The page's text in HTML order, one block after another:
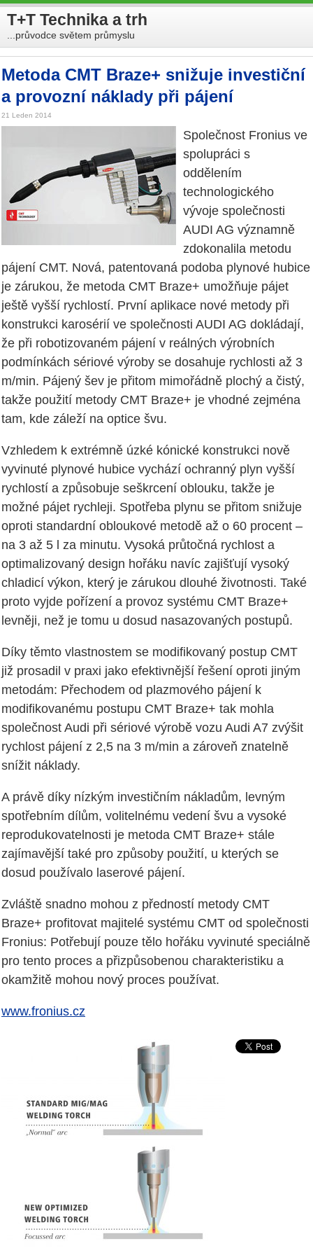
T+T Technika a trh
...průvodce světem průmyslu
Metoda CMT Braze+ snižuje investiční
a provozní náklady při pájení
21 Leden 2014
Společnost Fronius ve
spolupráci s
oddělením
technologického
vývoje společnosti
AUDI AG významně
zdokonalila metodu
pájení CMT. Nová, patentovaná podoba plynové hubice
je zárukou, že metoda CMT Braze+ umožňuje pájet
ještě vyšší rychlostí. První aplikace nové metody při
konstrukci karosérií ve společnosti AUDI AG dokládají,
že při robotizovaném pájení v reálných výrobních
podmínkách sériové výroby se dosahuje rychlosti až 3
m/min. Pájený šev je přitom mimořádně plochý a čistý,
takže použití metody CMT Braze+ je vhodné zejména
tam, kde záleží na optice švu.
Vzhledem k extrémně úzké kónické konstrukci nově
vyvinuté plynové hubice vychází ochranný plyn vyšší
rychlostí a způsobuje seškrcení oblouku, takže je
možné pájet rychleji. Spotřeba plynu se přitom snižuje
oproti standardní obloukové metodě až o 60 procent –
na 3 až 5 l za minutu. Vysoká průtočná rychlost a
optimalizovaný design hořáku navíc zajišťují vysoký
chladicí výkon, který je zárukou dlouhé životnosti. Také
proto vyjde pořízení a provoz systému CMT Braze+
levněji, než je tomu u dosud nasazovaných postupů.
Díky těmto vlastnostem se modifikovaný postup CMT
již prosadil v praxi jako efektivnější řešení oproti jiným
metodám: Přechodem od plazmového pájení k
modifikovanému postupu CMT Braze+ tak mohla
společnost Audi při sériové výrobě vozu Audi A7 zvýšit
rychlost pájení z 2,5 na 3 m/min a zároveň znatelně
snížit náklady.
A právě díky nízkým investičním nákladům, levným
spotřebním dílům, volitelnému vedení švu a vysoké
reprodukovatelnosti je metoda CMT Braze+ stále
zajímavější také pro způsoby použití, u kterých se
dosud používalo laserové pájení.
Zvláště snadno mohou z předností metody CMT
Braze+ profitovat majitelé systému CMT od společnosti
Fronius: Potřebují pouze tělo hořáku vyvinuté speciálně
pro tento proces a přizpůsobenou charakteristiku a
okamžitě mohou nový proces používat.
www.fronius.cz